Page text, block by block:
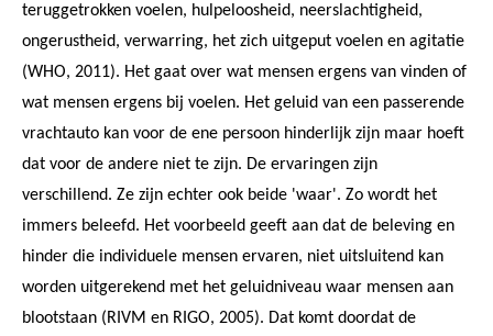
teruggetrokken voelen, hulpeloosheid, neerslachtigheid,
ongerustheid, verwarring, het zich uitgeput voelen en agitatie
(WHO, 2011). Het gaat over wat mensen ergens van vinden of
wat mensen ergens bij voelen. Het geluid van een passerende
vrachtauto kan voor de ene persoon hinderlijk zijn maar hoeft
dat voor de andere niet te zijn. De ervaringen zijn
verschillend. Ze zijn echter ook beide 'waar'. Zo wordt het
immers beleefd. Het voorbeeld geeft aan dat de beleving en
hinder die individuele mensen ervaren, niet uitsluitend kan
worden uitgerekend met het geluidniveau waar mensen aan
blootstaan (RIVM en RIGO, 2005). Dat komt doordat de